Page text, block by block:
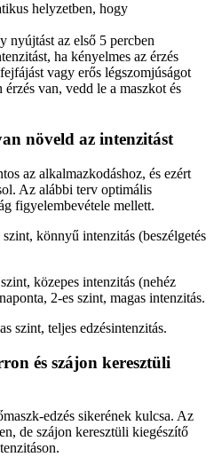
helyzetben, hogy
nyújtást az első 5 percben
ha kényelmes az érzés
vagy erős légszomjúságot
van, vedd le a maszkot és
növeld az intenzitást
az alkalmazkodáshoz, és ezért
Az alábbi terv optimális
figyelembevétele mellett.
könnyű intenzitás (beszélgetés
közepes intenzitás (nehéz
2-es szint, magas intenzitás.
szint, teljes edzésintenzitás.
és szájon keresztüli
edzés sikerének kulcsa. Az
de szájon keresztüli kiegészítő